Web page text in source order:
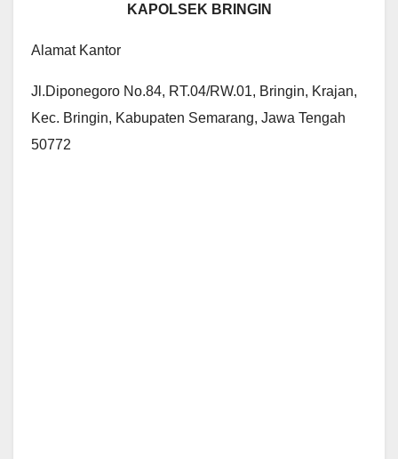
KAPOLSEK BRINGIN
Alamat Kantor
Jl.Diponegoro No.84, RT.04/RW.01, Bringin, Krajan,
Kec. Bringin, Kabupaten Semarang, Jawa Tengah
50772